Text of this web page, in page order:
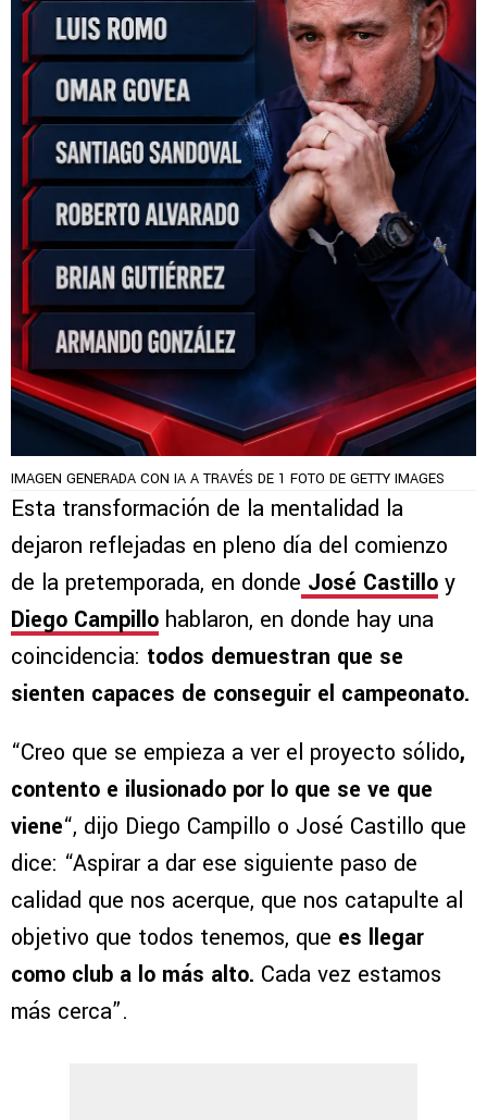
IMAGEN GENERADA CON IA A TRAVÉS DE 1 FOTO DE GETTY IMAGES
Esta transformación de la mentalidad la
dejaron reflejadas en pleno día del comienzo
de la pretemporada, en donde José Castillo y
Diego Campillo hablaron, en donde hay una
coincidencia: todos demuestran que se
sienten capaces de conseguir el campeonato.
“Creo que se empieza a ver el proyecto sólido,
contento e ilusionado por lo que se ve que
viene“, dijo Diego Campillo o José Castillo que
dice: “Aspirar a dar ese siguiente paso de
calidad que nos acerque, que nos catapulte al
objetivo que todos tenemos, que es llegar
como club a lo más alto. Cada vez estamos
más cerca”.